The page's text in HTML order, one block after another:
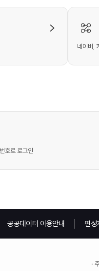
네이버,
호로 로그인
공공데이터 이용안내 편성